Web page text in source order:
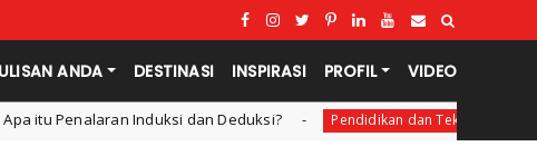
ANDA DESTINASI INSPIRASI PROFIL VIDEO
Pendidikan dan Teknologi STKIP Nabire Melepas